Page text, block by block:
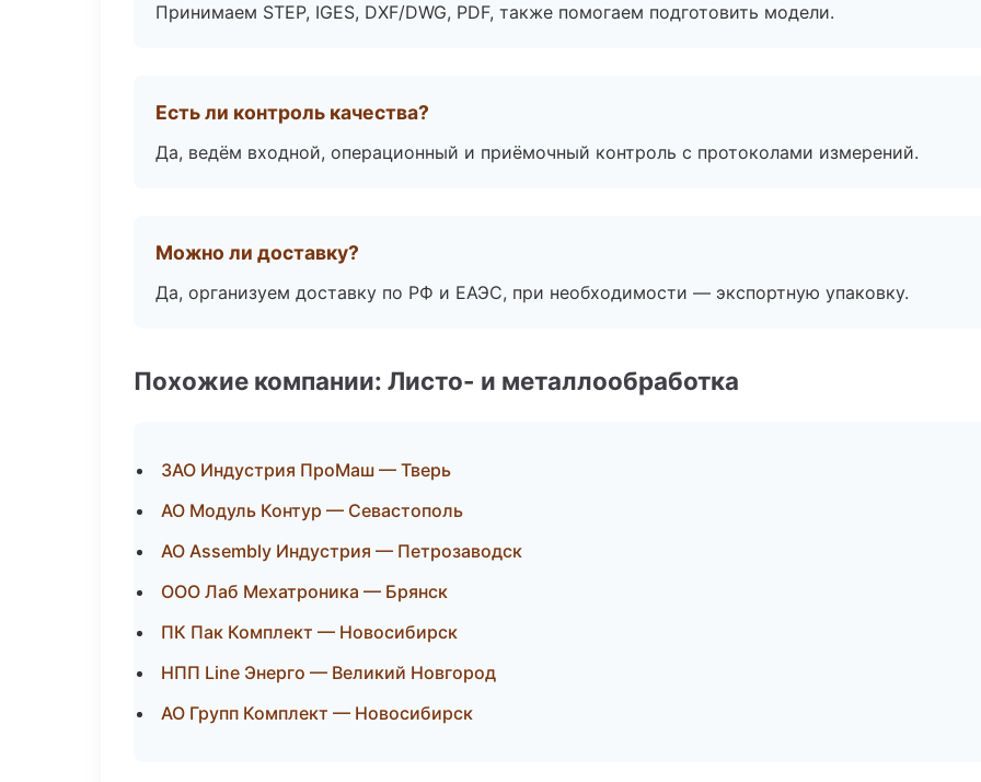
Принимаем STEP, IGES, DXF/DWG, PDF, также помогаем подготовить модели.
Есть ли контроль качества?
Да, ведём входной, операционный и приёмочный контроль с протоколами измерений.
Можно ли доставку?
Да, организуем доставку по РФ и ЕАЭС, при необходимости — экспортную упаковку.
Похожие компании: Листо- и металлообработка
ЗАО Индустрия ПроМаш — Тверь
АО Модуль Контур — Севастополь
АО Assembly Индустрия — Петрозаводск
ООО Лаб Мехатроника — Брянск
ПК Пак Комплект — Новосибирск
НПП Line Энерго — Великий Новгород
АО Групп Комплект — Новосибирск